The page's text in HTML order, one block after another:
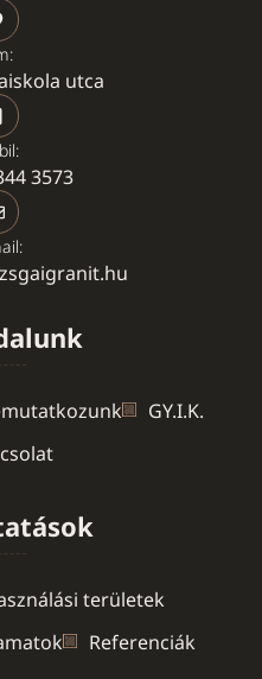
utca
3573
GY.I.K.
területek
Referenciák